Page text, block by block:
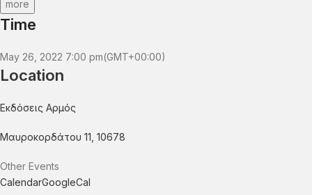
more
Time
May 26, 2022 7:00 pm(GMT+00:00)
Location
Εκδόσεις Αρμός
Μαυροκορδάτου 11, 10678
Other Events
CalendarGoogleCal